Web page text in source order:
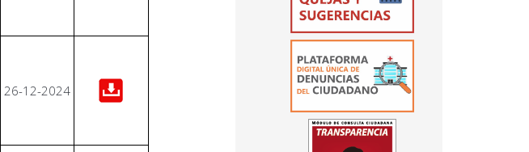
26-12-2024